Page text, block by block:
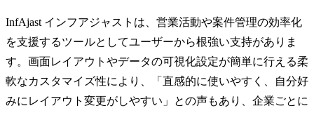
InfAjast インフアジャストは、営業活動や案件管理の効率化
を支援するツールとしてユーザーから根強い支持がありま
す。画面レイアウトやデータの可視化設定が簡単に行える柔
軟なカスタマイズ性により、「直感的に使いやすく、自分好
みにレイアウト変更がしやすい」との声もあり、企業ごとに